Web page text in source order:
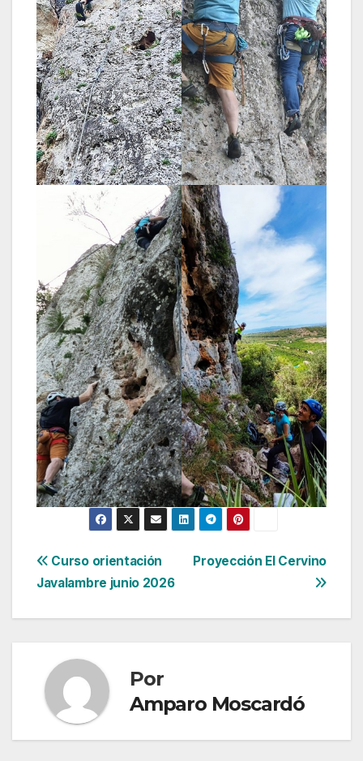
Navegación
Proyección El Cervino
Curso orientación
Javalambre junio 2026
Por
Amparo Moscardó